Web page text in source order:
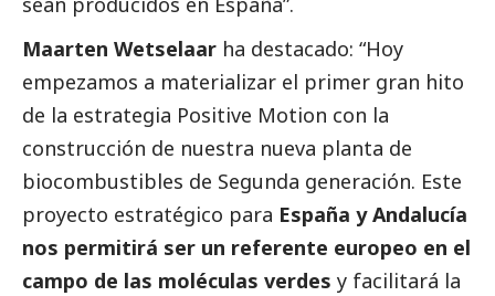
Maarten Wetselaar ha destacado: “Hoy
empezamos a materializar el primer gran hito
de la estrategia Positive Motion con la
construcción de nuestra nueva planta de
biocombustibles de Segunda generación. Este
proyecto estratégico para España y Andalucía
nos permitirá ser un referente europeo en el
campo de las moléculas verdes y facilitará la